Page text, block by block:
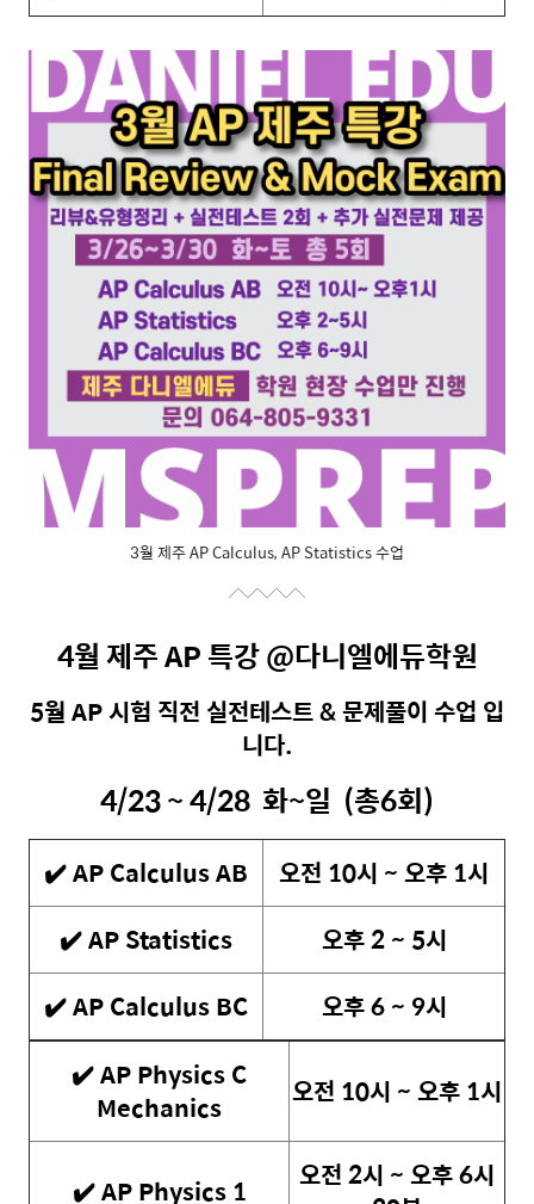
3월 제주 AP Calculus, AP Statistics 수업
4월 제주 AP 특강 @다니엘에듀학원
5월 AP 시험 직전 실전테스트 & 문제풀이 수업 입
니다.
4/23 ~ 4/28 화~일 (총6회)
✔️ AP Calculus AB
오전 10시 ~ 오후 1시
✔️ AP Statistics
오후 2 ~ 5시
✔️AP Calculus BC
오후 6 ~ 9시
✔️ AP Physics C
Mechanics
오전 10시 ~ 오후 1시
✔️ AP Physics 1
오전 2시 ~ 오후 6시